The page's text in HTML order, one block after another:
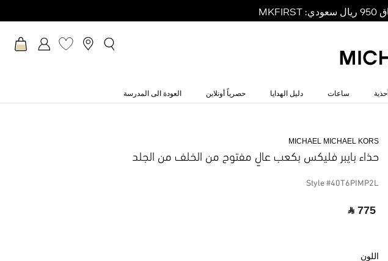
أحذية ساعات دليل الهدايا حصرياً أونلاين العودة الى المدرسة
MICHAEL MICHAEL KORS
حذاء بايبر فليكس بكعب عالٍ مفتوح من الخلف من الجلد
Style #40T6PIMP2L
‎ ⃁ 775 ‎
اللون